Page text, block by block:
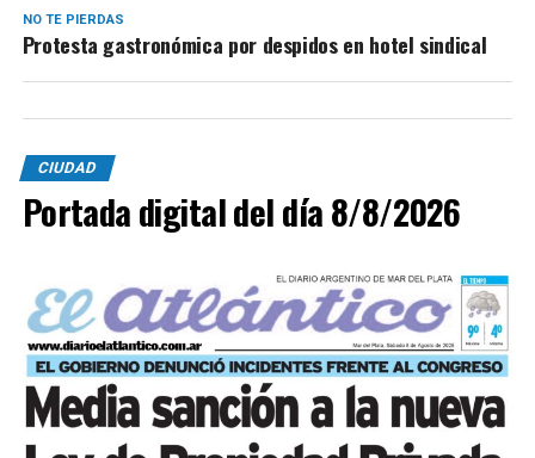
NO TE PIERDAS
Protesta gastronómica por despidos en hotel sindical
CIUDAD
Portada digital del día 8/8/2026